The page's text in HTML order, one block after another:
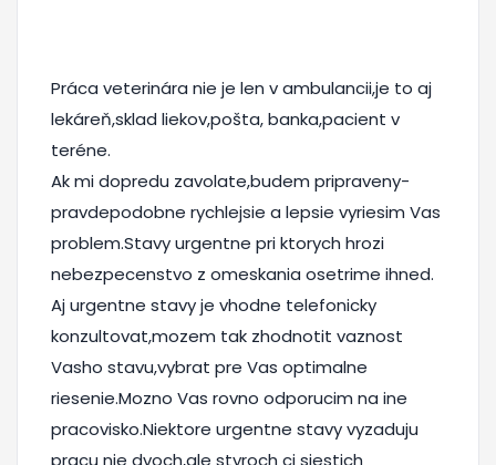
Práca veterinára nie je len v ambulancii,je to aj
lekáreň,sklad liekov,pošta, banka,pacient v
teréne.
Ak mi dopredu zavolate,budem pripraveny-
pravdepodobne rychlejsie a lepsie vyriesim Vas
problem.Stavy urgentne pri ktorych hrozi
nebezpecenstvo z omeskania osetrime ihned.
Aj urgentne stavy je vhodne telefonicky
konzultovat,mozem tak zhodnotit vaznost
Vasho stavu,vybrat pre Vas optimalne
riesenie.Mozno Vas rovno odporucim na ine
pracovisko.Niektore urgentne stavy vyzaduju
pracu nie dvoch,ale styroch ci siestich